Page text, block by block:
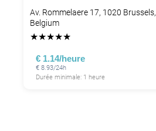
Av. Rommelaere 17, 1020 Brussels,
Belgium
★★★★★
€ 1.14/heure
€ 8.93/24h
Durée minimale: 1 heure